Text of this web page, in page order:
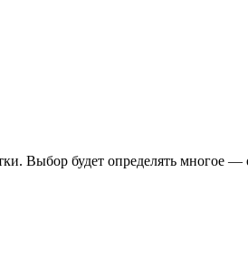
Выбор будет определять многое —